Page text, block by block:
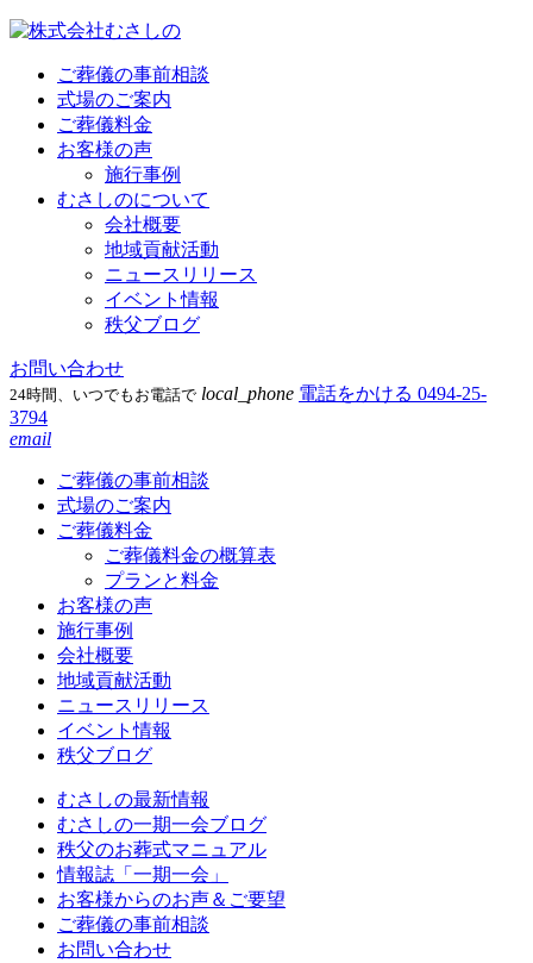
ご葬儀の事前相談
式場のご案内
ご葬儀料金
お客様の声
施行事例
むさしのについて
会社概要
地域貢献活動
ニュースリリース
イベント情報
秩父ブログ
お問い合わせ
24時間、いつでもお電話で local_phone 電話をかける 0494-25-
3794
email
ご葬儀の事前相談
式場のご案内
ご葬儀料金
ご葬儀料金の概算表
プランと料金
お客様の声
施行事例
会社概要
地域貢献活動
ニュースリリース
イベント情報
秩父ブログ
むさしの最新情報
むさしの一期一会ブログ
秩父のお葬式マニュアル
情報誌「一期一会」
お客様からのお声＆ご要望
ご葬儀の事前相談
お問い合わせ